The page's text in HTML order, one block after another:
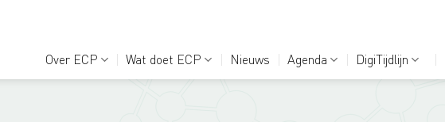
Over ECP Wat doet ECP Nieuws Agenda DigiTijdlijn